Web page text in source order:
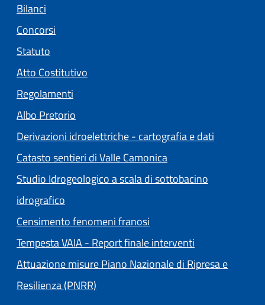
Bilanci
Concorsi
Statuto
Atto Costitutivo
Regolamenti
Albo Pretorio
Derivazioni idroelettriche - cartografia e dati
Catasto sentieri di Valle Camonica
Studio Idrogeologico a scala di sottobacino
idrografico
Censimento fenomeni franosi
Tempesta VAIA - Report finale interventi
Attuazione misure Piano Nazionale di Ripresa e
Resilienza (PNRR)